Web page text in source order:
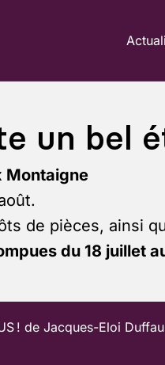
un bel
Montaigne
de pièces, ainsi
du 18 juillet
! de Jacques-Eloi Duffau